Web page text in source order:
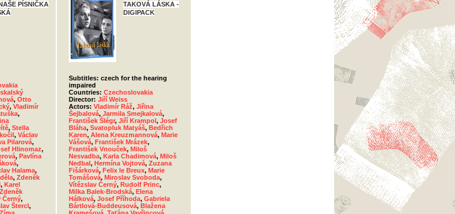
PÍSNIČKA
, Otto
, Vladimír
,
, Stella
, Václav
Pilarová,
Hlinomaz,
, Pavlína
,
Halama,
, Zdeněk
, Karel
Zdeněk
Černý,
Štercl,
TAKOVÁ LÁSKA -
DIGIPACK
Subtitles: czech for the hearing
impaired
Countries: Czechoslovakia
Director: Jiří Weiss
Actors: Vladimír Ráž, Jiřina
Šejbalová, Jarmila Smejkalová,
František Šlégr, Jiří Krampol, Josef
Bláha, Svatopluk Matyáš, Bedřich
Karen, Alena Kreuzmannová, Marie
Vášová, František Mrázek,
František Vnouček, Miloš
Nesvadba, Karla Chadimová, Miloš
Nedbal, Hermína Vojtová, Zuzana
Fišárková, Felix le Breux, Marie
Tomášová, Miroslav Svoboda,
Vítězslav Černý, Rudolf Princ,
Milka Balek-Brodská, Elena
Hálková, Josef Příhoda, Gabriela
Bártlová-Buddeusová, Blažena